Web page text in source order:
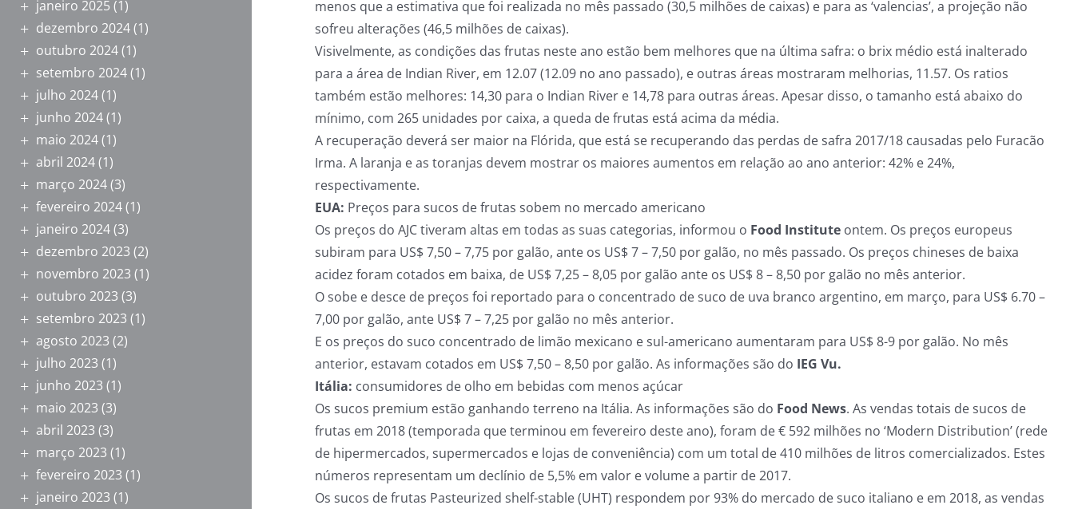
menos que a estimativa que foi realizada no mês passado (30,5 milhões de caixas) e para as ‘valencias’, a projeção não
sofreu alterações (46,5 milhões de caixas).
Visivelmente, as condições das frutas neste ano estão bem melhores que na última safra: o brix médio está inalterado
para a área de Indian River, em 12.07 (12.09 no ano passado), e outras áreas mostraram melhorias, 11.57. Os ratios
também estão melhores: 14,30 para o Indian River e 14,78 para outras áreas. Apesar disso, o tamanho está abaixo do
mínimo, com 265 unidades por caixa, a queda de frutas está acima da média.
A recuperação deverá ser maior na Flórida, que está se recuperando das perdas de safra 2017/18 causadas pelo Furacão
Irma. A laranja e as toranjas devem mostrar os maiores aumentos em relação ao ano anterior: 42% e 24%,
respectivamente.
EUA: Preços para sucos de frutas sobem no mercado americano
Os preços do AJC tiveram altas em todas as suas categorias, informou o Food Institute ontem. Os preços europeus
subiram para US$ 7,50 – 7,75 por galão, ante os US$ 7 – 7,50 por galão, no mês passado. Os preços chineses de baixa
acidez foram cotados em baixa, de US$ 7,25 – 8,05 por galão ante os US$ 8 – 8,50 por galão no mês anterior.
O sobe e desce de preços foi reportado para o concentrado de suco de uva branco argentino, em março, para US$ 6.70 –
7,00 por galão, ante US$ 7 – 7,25 por galão no mês anterior.
E os preços do suco concentrado de limão mexicano e sul-americano aumentaram para US$ 8-9 por galão. No mês
anterior, estavam cotados em US$ 7,50 – 8,50 por galão. As informações são do IEG Vu.
Itália: consumidores de olho em bebidas com menos açúcar
Os sucos premium estão ganhando terreno na Itália. As informações são do Food News. As vendas totais de sucos de
frutas em 2018 (temporada que terminou em fevereiro deste ano), foram de € 592 milhões no ‘Modern Distribution’ (rede
de hipermercados, supermercados e lojas de conveniência) com um total de 410 milhões de litros comercializados. Estes
números representam um declínio de 5,5% em valor e volume a partir de 2017.
Os sucos de frutas Pasteurized shelf-stable (UHT) respondem por 93% do mercado de suco italiano e em 2018, as vendas
janeiro 2025 (1)
dezembro 2024(1)
outubro 2024(1)
setembro 2024(1)
julho 2024(1)
junho 2024(1)
maio 2024(1)
abril 2024(1)
março 2024(3)
fevereiro 2024(1)
janeiro 2024(3)
dezembro 2023 (2)
novembro 2023 (1)
outubro 2023 (3)
setembro 2023 (1)
agosto 2023 (2)
julho 2023 (1)
junho 2023 (1)
maio 2023 (3)
abril 2023 (3)
março 2023 (1)
fevereiro 2023 (1)
janeiro 2023 (1)